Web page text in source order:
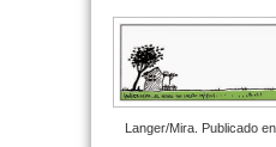
Langer/Mira. Publicado